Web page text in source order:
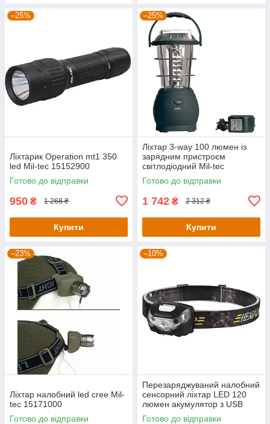
–25%
Ліхтарик Operation mt1 350
led Mil-tec 15152900
Готово до відправки
950 ₴ 1 268 ₴
Купити
–25%
Ліхтар 3-way 100 люмен із
зарядним пристроєм
світлодіодний Mil-tec
15196100
Готово до відправки
1 742 ₴ 2 312 ₴
Купити
–23%
Ліхтар налобний led cree Mil-
tec 15171000
Готово до відправки
–10%
Перезаряджуваний налобний
сенсорний ліхтар LED 120
люмен акумулятор з USB
KT6008001
Готово до відправки